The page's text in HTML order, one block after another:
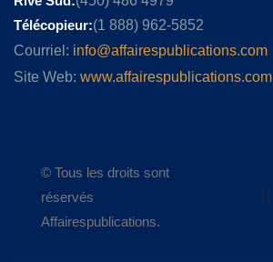
Télécopieur:(1 888) 962-5852
Courriel: info@affairespublications.com
Site Web: www.affairespublications.com
© Tous les droits sont
réservés
Affairespublications.